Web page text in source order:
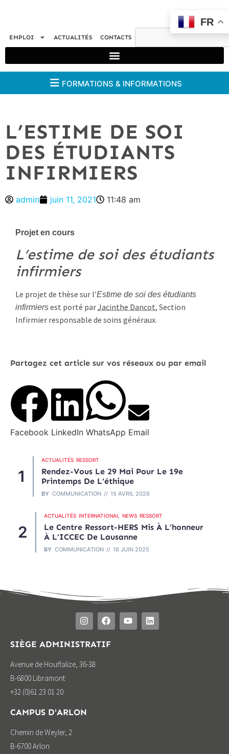
EMPLOI ACTUALITÉS CONTACTS
FORMATIONS & INFORMATIONS
L’ESTIME DE SOI
DES ÉTUDIANTS
INFIRMIERS
admin juin 11, 2021 11:48 am
Projet en cours
L’estime de soi des étudiants
infirmiers
Le projet de thèse sur l’Estime de soi des étudiants
infirmiersest porté parJacinthe Dancot, Section
Infirmier responsable de soins généraux.
Partagez cet article sur vos réseaux ou par email
Facebook LinkedIn WhatsApp Email
ACTUALITÉS RESSORT
Rendez-Vous Le 29 Mai Pour Le 19e
Printemps De L’éthique
BY COMMUNICATION 15 AVRIL 2026
ACTUALITÉS INTERNATIONAL NEWS RESSORT
Le Centre Ressort-HERS Mis À L’honneur
À L’ICCEC De Lausanne
BY COMMUNICATION 18 JUIN 2025
SIÈGE ADMINISTRATIF
Avenue de Houffalize, 36-38
B-6800 Libramont
+32 (0)61 23 01 20
CAMPUS D'ARLON
Chemin de Weyler, 2
B-6700 Arlon
FR